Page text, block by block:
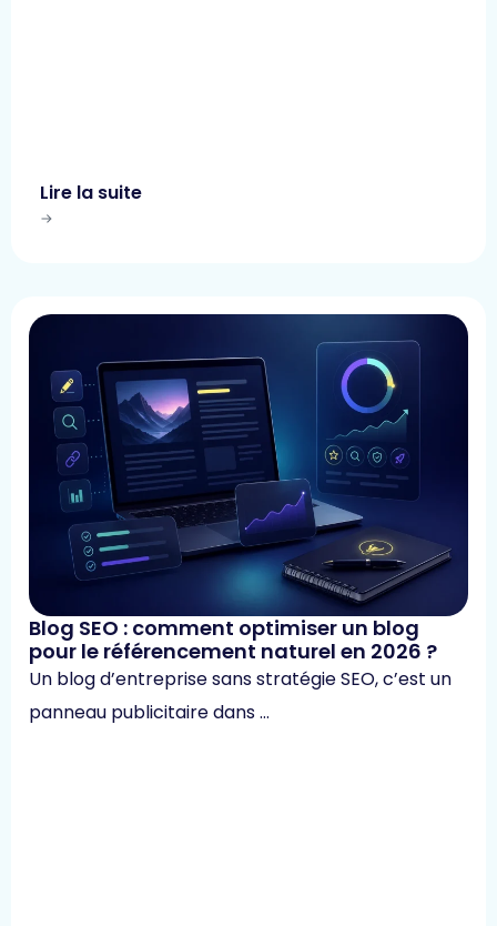
Lire la suite
Blog SEO : comment optimiser un blog
pour le référencement naturel en 2026 ?
Un blog d’entreprise sans stratégie SEO, c’est un
panneau publicitaire dans …